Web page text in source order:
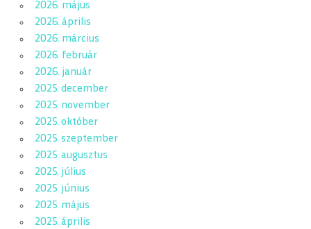
2026. május
2026. április
2026. március
2026. február
2026. január
2025. december
2025. november
2025. október
2025. szeptember
2025. augusztus
2025. július
2025. június
2025. május
2025. április